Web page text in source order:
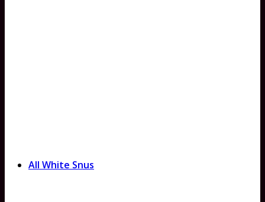
All White Snus